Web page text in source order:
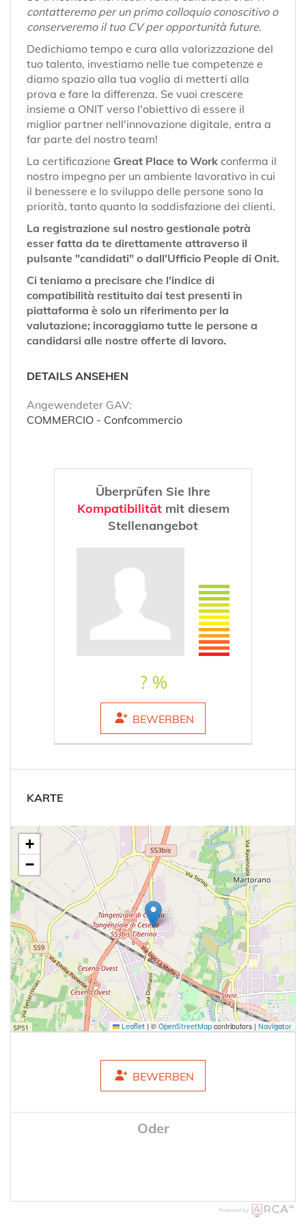
contatteremo per un primo colloquio conoscitivo o
conserveremo il tuo CV per opportunità future.
Dedichiamo tempo e cura alla valorizzazione del
tuo talento, investiamo nelle tue competenze e
diamo spazio alla tua voglia di metterti alla
prova e fare la differenza. Se vuoi crescere
insieme a ONIT verso l'obiettivo di essere il
miglior partner nell'innovazione digitale, entra a
far parte del nostro team!
La certificazione Great Place to Work conferma il
nostro impegno per un ambiente lavorativo in cui
il benessere e lo sviluppo delle persone sono la
priorità, tanto quanto la soddisfazione dei clienti.
La registrazione sul nostro gestionale potrà
esser fatta da te direttamente attraverso il
pulsante "candidati" o dall'Ufficio People di Onit.
Ci teniamo a precisare che l'indice di
compatibilità restituito dai test presenti in
piattaforma è solo un riferimento per la
valutazione; incoraggiamo tutte le persone a
candidarsi alle nostre offerte di lavoro.
DETAILS ANSEHEN
Angewendeter GAV:
COMMERCIO - Confcommercio
Überprüfen Sie Ihre
Kompatibilitätmit diesem
Stellenangebot
? %
BEWERBEN
KARTE
+
−
Leaflet |©OpenStreetMapcontributors | Navigator
BEWERBEN
Oder
Powered by